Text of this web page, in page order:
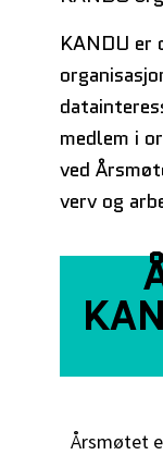
KANDU
medlem i
ved
verv og
Årsmøtet